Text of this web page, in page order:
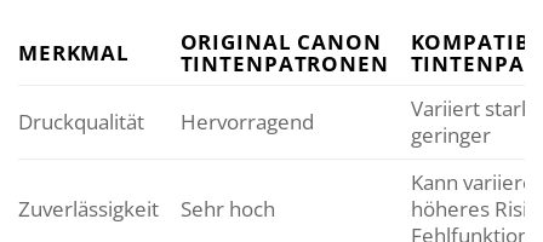
MERKMAL ORIGINAL CANON
TINTENPATRONEN
Druckqualität Hervorragend
Variiert
geringer
Zuverlässigkeit Sehr hoch
Kann
höheres